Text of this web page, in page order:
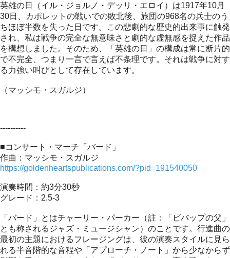
英雄の日（イル・ジョルノ・デッリ・エロイ）は1917年10月
30日、カポレットの戦いでの敗北後、旅団の968名の兵士のう
ちほぼ半数を失った日です。この悲劇的な歴史的出来事に触発
され、私は戦争の完全な無意味さと劇的な虚無感を捉えた作品
を構想しました。そのため、「英雄の日」の構成は常に断片的
で不完全、つまり一言で言えば不条理です。それは戦争に対す
る力強い叫びとして存在しています。
（マッシモ・スガルジ）
----------
■コンサート・マーチ「バード」
作曲：マッシモ・スガルジ
https://goldenheartspublications.com/?pid=191540050
演奏時間：約3分30秒
グレード：2.5-3
「バード」とはチャーリー・パーカー（註：「ビバップの父」
とも称されるジャズ・ミュージシャン）のことです。行進曲の
最初の主題におけるフレージングは、彼の演奏スタイルに見ら
れる半音階的な音程や「アプローチ・ノート」から少なからず